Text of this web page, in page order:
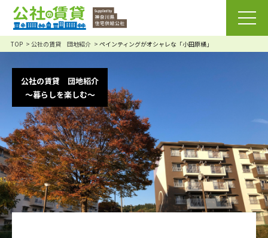
TOP 公社の賃貸 団地紹介 ペインティングがオシャレな「小田原橘」
公社の賃貸 団地紹介
～暮らしを楽しむ～